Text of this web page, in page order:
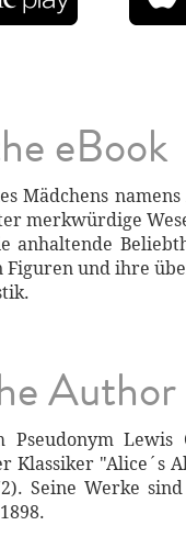
eBook
Mädchens
merkwürdige
und ihre
Author
Pseudonym
Klassiker
Seine Werke